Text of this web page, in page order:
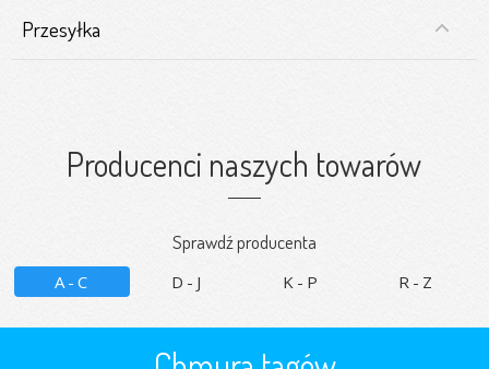
Przesyłka
Producenci naszych towarów
Sprawdź producenta
A-C D-J K-P R-Z